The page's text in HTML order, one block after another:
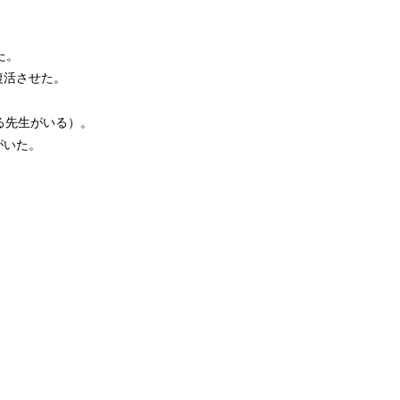
させた。
生がいる）。
た。